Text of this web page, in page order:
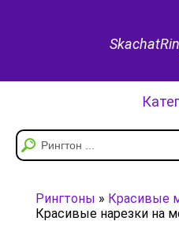
Рингтоны » Красивые
Красивые нарезки на